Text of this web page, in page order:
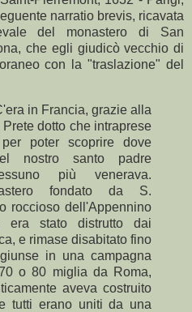
narratio brevis, ricavata
del monastero di San
che egli giudicò vecchio di
con la "traslazione" del
in Francia, grazie alla
dotto che intraprese
poter scoprire dove
nostro santo padre
più venerava.
fondato da S.
roccioso dell'Appennino
stato distrutto dai
e rimase disabitato fino
in una campagna
o 80 miglia da Roma,
aveva costruito
tutti erano uniti da una